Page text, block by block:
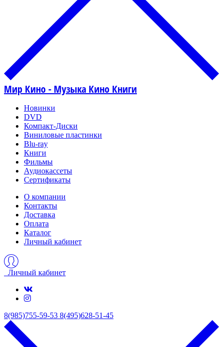
Мир Кино - Музыка Кино Книги
Новинки
DVD
Компакт-Диски
Виниловые пластинки
Blu-ray
Книги
Фильмы
Аудиокассеты
Сертификаты
О компании
Контакты
Доставка
Оплата
Каталог
Личный кабинет
Личный кабинет
8(985)755-59-53 8(495)628-51-45